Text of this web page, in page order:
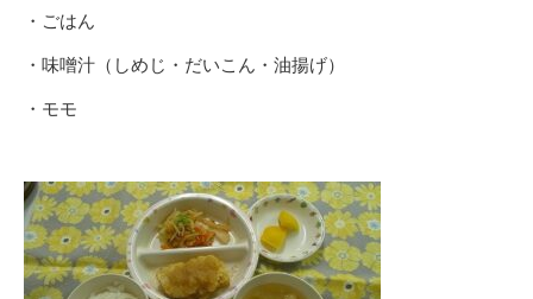
・ごはん
・味噌汁（しめじ・だいこん・油揚げ）
・モモ